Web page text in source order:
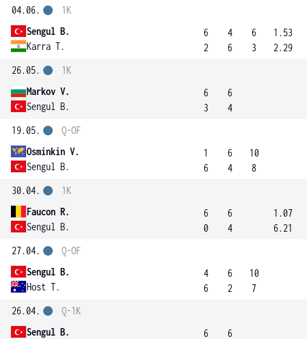
04.06.
Sengul B.
Karra T.
1K
6
2
4
6
6
3
1.53
2.29
26.05.
Markov V.
Sengul B.
1K
6
3
6
4
19.05.
Osminkin V.
Sengul B.
Q-OF
1
6
6
4
10
8
30.04.
Faucon R.
Sengul B.
1K
6
0
6
4
1.07
6.21
27.04.
Sengul B.
Host T.
Q-OF
4
6
6
2
10
7
26.04.
Sengul B.
Q-1K
6
6